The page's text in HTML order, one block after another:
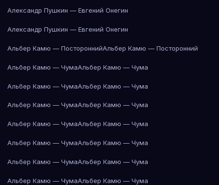
Александр Пушкин — Евгений Онегин
Александр Пушкин — Евгений Онегин
Альбер Камю — ПостороннийАльбер Камю — Посторонний
Альбер Камю — ЧумаАльбер Камю — Чума
Альбер Камю — ЧумаАльбер Камю — Чума
Альбер Камю — ЧумаАльбер Камю — Чума
Альбер Камю — ЧумаАльбер Камю — Чума
Альбер Камю — ЧумаАльбер Камю — Чума
Альбер Камю — ЧумаАльбер Камю — Чума
Альбер Камю — ЧумаАльбер Камю — Чума